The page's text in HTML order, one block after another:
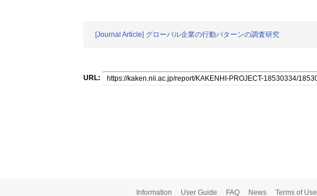
[Journal Article] グローバル企業の行動パターンの調査研究
URL:
Information User Guide FAQ News Terms of Use